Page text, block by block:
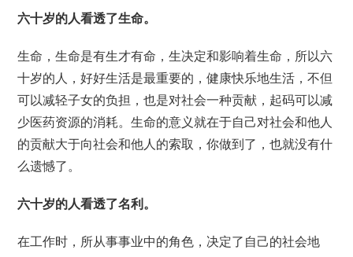
六十岁的人看透了生命。
生命，生命是有生才有命，生决定和影响着生命，所以六
十岁的人，好好生活是最重要的，健康快乐地生活，不但
可以减轻子女的负担，也是对社会一种贡献，起码可以减
少医药资源的消耗。生命的意义就在于自己对社会和他人
的贡献大于向社会和他人的索取，你做到了，也就没有什
么遗憾了。
六十岁的人看透了名利。
在工作时，所从事事业中的角色，决定了自己的社会地